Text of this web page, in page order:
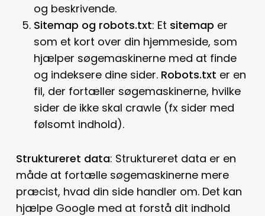
og beskrivende.
Sitemap og robots.txt: Et sitemap er
som et kort over din hjemmeside, som
hjælper søgemaskinerne med at finde
og indeksere dine sider. Robots.txt er en
fil, der fortæller søgemaskinerne, hvilke
sider de ikke skal crawle (fx sider med
følsomt indhold).
Struktureret data: Struktureret data er en
måde at fortælle søgemaskinerne mere
præcist, hvad din side handler om. Det kan
hjælpe Google med at forstå dit indhold